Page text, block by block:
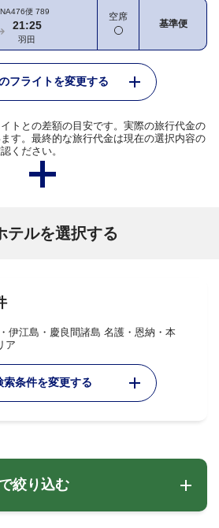
便 789
21:25
羽田
空席
基準便
フライトを変更する
トとの差額の目安です。実際の旅行代金の
す。最終的な旅行代金は現在の選択内容の
ください。
テルを選択する
伊江島・慶良間諸島 名護・恩納・本
ア
索条件を変更する
絞り込む